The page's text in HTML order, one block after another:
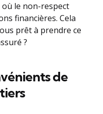
où le non-respect
financières. Cela
prêt à prendre ce
?
de